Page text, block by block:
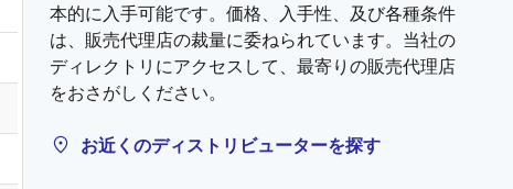
本的に入手可能です。価格、入手性、及び各種条件
は、販売代理店の裁量に委ねられています。当社の
ディレクトリにアクセスして、最寄りの販売代理店
をおさがしください。
お近くのディストリビューターを探す